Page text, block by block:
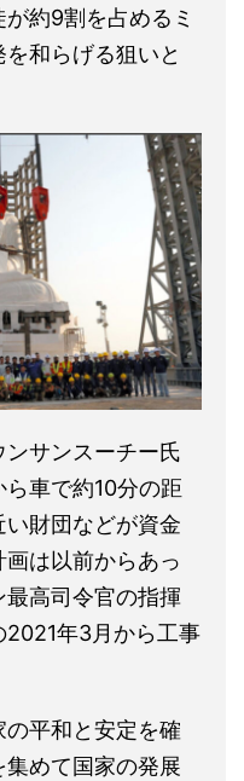
約9割を占めるミ
和らげる狙いと
サンスーチー氏
車で約10分の距
財団などが資金
は以前からあっ
高司令官の指揮
年3月から工事
平和と安定を確
めて国家の発展